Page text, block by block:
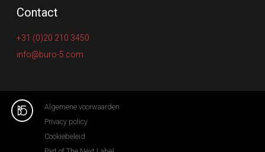
Contact
+31 (0)20 210 3450
info@buro-5.com
Algemene voorwaarden
Privacy policy
Cookiebeleid